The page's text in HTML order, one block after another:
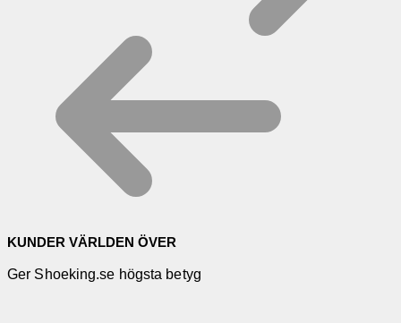
KUNDER VÄRLDEN ÖVER
Ger Shoeking.se högsta betyg